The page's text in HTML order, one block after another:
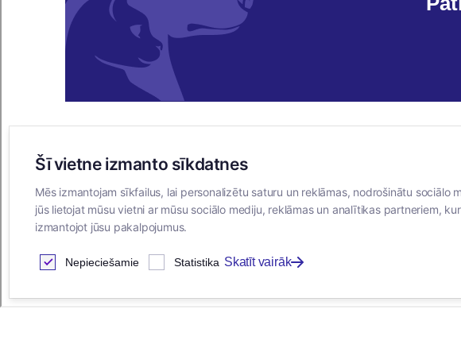
E-VEIKALS
Iegādes noteikumi
Privātuma politika
Sīkdatņu noteikumi
Par mums
Vakances
Šī vietne izmanto sīkdatnes
Mēs izmantojam sīkfailus, lai personalizētu saturu un reklāmas, nodrošinātu
jūs lietojat mūsu vietni ar mūsu sociālo mediju, reklāmas un analītikas partneriem,
izmantojot jūsu pakalpojumus.
Nepieciešamie Statistika Skatīt vairāk